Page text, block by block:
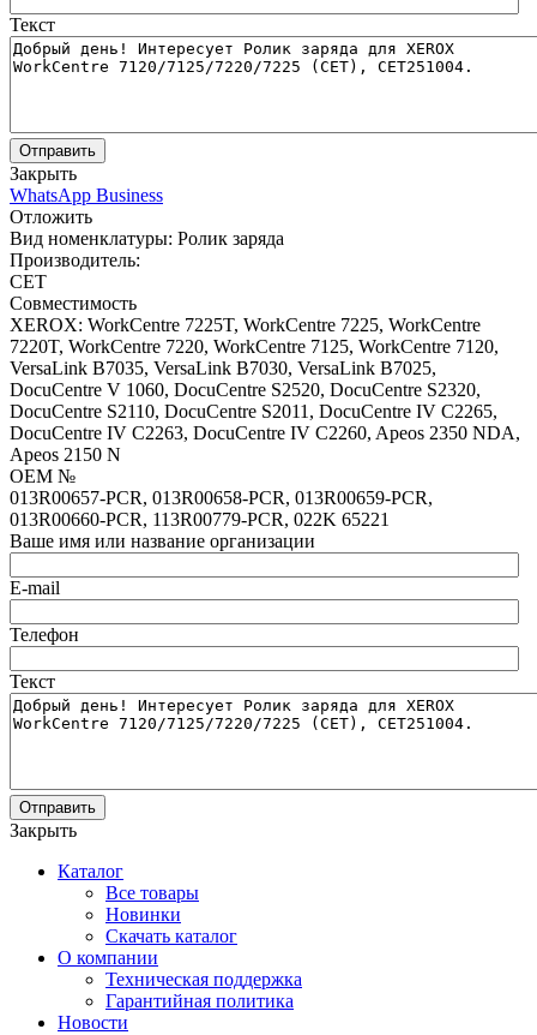
Текст
Отправить
Закрыть
WhatsApp Business
Отложить
Вид номенклатуры: Ролик заряда
Производитель:
CET
Совместимость
XEROX: WorkCentre 7225T, WorkCentre 7225, WorkCentre
7220T, WorkCentre 7220, WorkCentre 7125, WorkCentre 7120,
VersaLink B7035, VersaLink B7030, VersaLink B7025,
DocuCentre V 1060, DocuCentre S2520, DocuCentre S2320,
DocuCentre S2110, DocuCentre S2011, DocuCentre IV C2265,
DocuCentre IV C2263, DocuCentre IV C2260, Apeos 2350 NDA,
Apeos 2150 N
OEM №
013R00657-PCR, 013R00658-PCR, 013R00659-PCR,
013R00660-PCR, 113R00779-PCR, 022K 65221
Ваше имя или название организации
E-mail
Телефон
Текст
Отправить
Закрыть
Каталог
Все товары
Новинки
Скачать каталог
О компании
Техническая поддержка
Гарантийная политика
Новости